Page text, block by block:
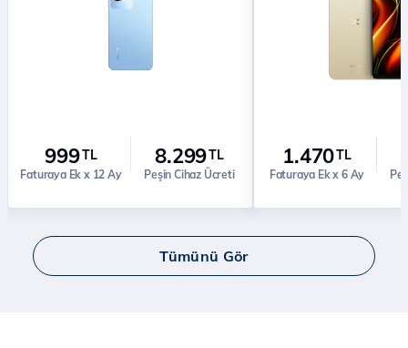
999TL
Faturaya Ek x 12 Ay
8.299TL
Peşin Cihaz Ücreti
1.470TL
Faturaya Ek x 6 Ay
Tümünü Gör